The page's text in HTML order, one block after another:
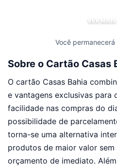
VER MAIS
Você permanecerá
Sobre o Cartão Casas
O cartão Casas Bahia
e vantagens exclusivas para
facilidade nas compras do
possibilidade de
torna-se uma alternativa
produtos de maior valor
orçamento de imediato.